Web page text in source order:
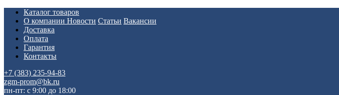
Каталог товаров
О компании Новости Статьи Вакансии
Доставка
Оплата
Гарантия
Контакты
+7 (383) 235-94-83
zgm-prom@bk.ru
пн-пт: с 9:00 до 18:00